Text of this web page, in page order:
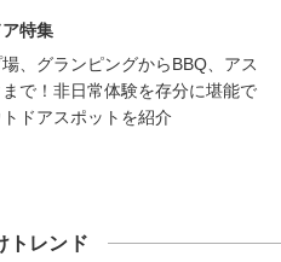
特集
、グランピングからBBQ、アス
で！非日常体験を存分に堪能で
ドアスポットを紹介
トレンド